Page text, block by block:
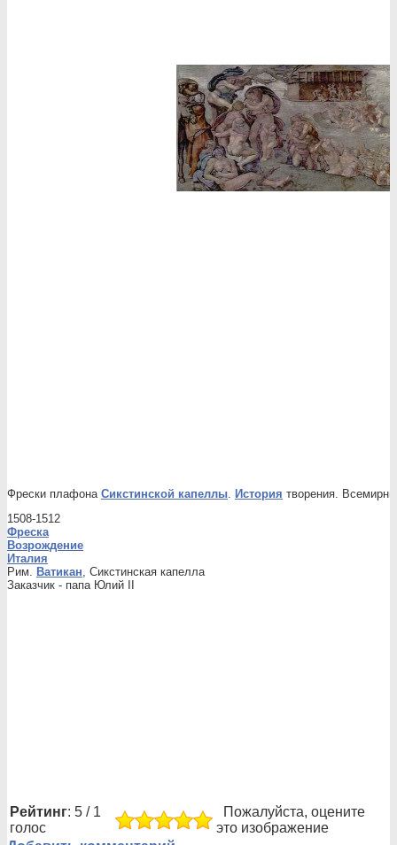
Фрески плафона Сикстинской капеллы. История творения.
1508-1512
Фреска
Возрождение
Италия
Рим. Ватикан, Сикстинская капелла
Заказчик - папа Юлий II
Рейтинг: 5 / 1
голос
Пожалуйста, оцените
это изображение